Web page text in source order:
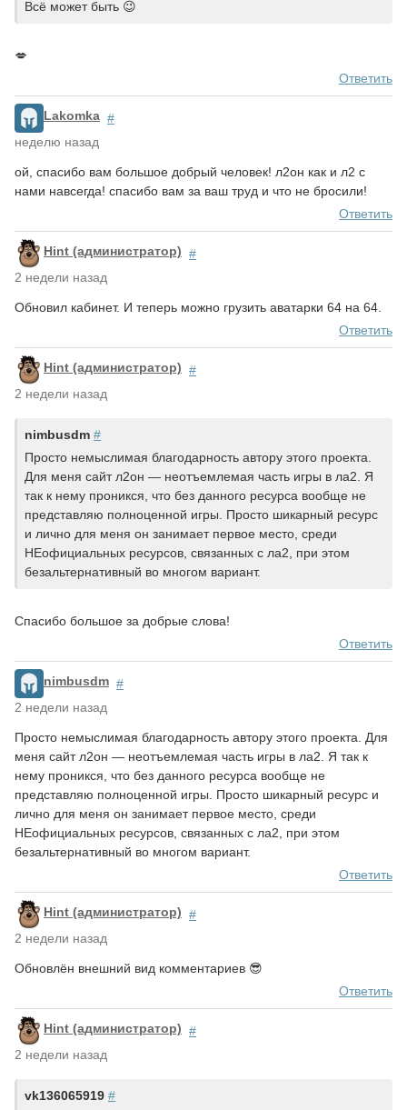
Всё может быть 😉
💋
Ответить
Lakomka #
неделю назад
ой, спасибо вам большое добрый человек! л2он как и л2 с
нами навсегда! спасибо вам за ваш труд и что не бросили!
Ответить
Hint (администратор) #
2 недели назад
Обновил кабинет. И теперь можно грузить аватарки 64 на 64.
Ответить
Hint (администратор) #
2 недели назад
nimbusdm #
Просто немыслимая благодарность автору этого проекта.
Для меня сайт л2он — неотъемлемая часть игры в ла2. Я
так к нему проникся, что без данного ресурса вообще не
представляю полноценной игры. Просто шикарный ресурс
и лично для меня он занимает первое место, среди
НЕофициальных ресурсов, связанных с ла2, при этом
безальтернативный во многом вариант.
Спасибо большое за добрые слова!
Ответить
nimbusdm #
2 недели назад
Просто немыслимая благодарность автору этого проекта. Для
меня сайт л2он — неотъемлемая часть игры в ла2. Я так к
нему проникся, что без данного ресурса вообще не
представляю полноценной игры. Просто шикарный ресурс и
лично для меня он занимает первое место, среди
НЕофициальных ресурсов, связанных с ла2, при этом
безальтернативный во многом вариант.
Ответить
Hint (администратор) #
2 недели назад
Обновлён внешний вид комментариев 😎
Ответить
Hint (администратор) #
2 недели назад
vk136065919 #